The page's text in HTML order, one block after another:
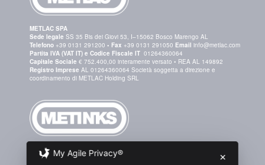
METLAC SPA
Sede legale SS 35 Bis dei Giovi 53, I–15062 Bosco Marengo AL
Telefono +39 0131 291200 • Fax +39 0131 291050 Email info@metlac.com
Partita IVA (VAT IT) e Codice Fiscale IT 01264360064
Capitale Sociale € 752.400,00 interamente versato • REA AL 149892
Registro Imprese AL 01264360064 Società soggetta a direzione e
coordinamento di METLAC Holding SRL
METINKS SRL.
Società Unipersonale •Sede legale
My Agile Privacy® ✕